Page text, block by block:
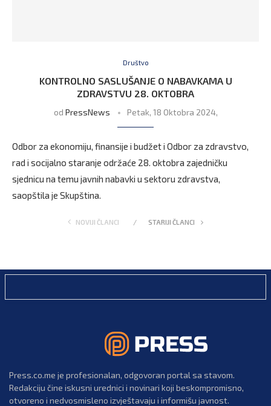
Društvo
KONTROLNO SASLUŠANJE O NABAVKAMA U
ZDRAVSTVU 28. OKTOBRA
od PressNews Petak, 18 Oktobra 2024,
Odbor za ekonomiju, finansije i budžet i Odbor za zdravstvo,
rad i socijalno staranje održaće 28. oktobra zajedničku
sjednicu na temu javnih nabavki u sektoru zdravstva,
saopštila je Skupština.
NOVIJI ČLANCI STARIJI ČLANCI
Press.co.me je profesionalan, odgovoran portal sa stavom.
Redakciju čine iskusni urednici i novinari koji beskompromisno,
otvoreno i nedvosmisleno izvještavaju i informišu javnost.